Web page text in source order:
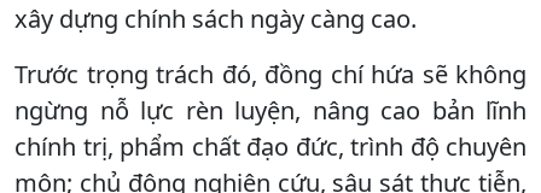
xây dựng chính sách ngày càng cao.
Trước trọng trách đó, đồng chí hứa sẽ không
ngừng nỗ lực rèn luyện, nâng cao bản lĩnh
chính trị, phẩm chất đạo đức, trình độ chuyên
môn; chủ động nghiên cứu, sâu sát thực tiễn,